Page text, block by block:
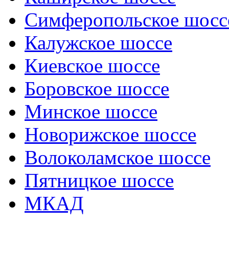
Симферопольское
Калужское шоссе
Киевское шоссе
Боровское шоссе
Минское шоссе
Новорижское шоссе
Волоколамское шоссе
Пятницкое шоссе
МКАД